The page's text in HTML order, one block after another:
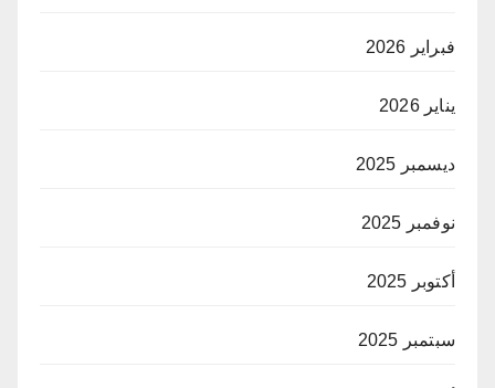
فبراير 2026
يناير 2026
ديسمبر 2025
نوفمبر 2025
أكتوبر 2025
سبتمبر 2025